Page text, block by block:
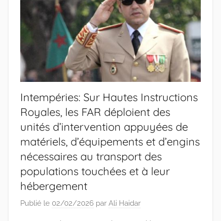
Intempéries: Sur Hautes Instructions
Royales, les FAR déploient des
unités d’intervention appuyées de
matériels, d’équipements et d’engins
nécessaires au transport des
populations touchées et à leur
hébergement
Publié le 02/02/2026 par Ali Haidar